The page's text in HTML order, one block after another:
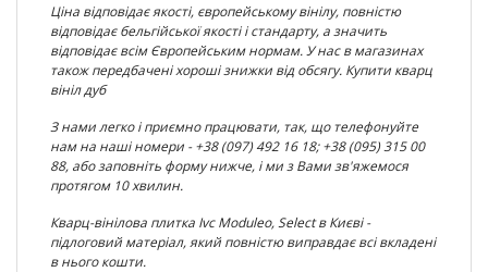
Ціна відповідає якості, європейському вінілу, повністю
відповідаєбельгійської якостіі стандарту, а значить
відповідає всім Європейським нормам. У нас в магазинах
також передбачені хороші знижки від обсягу. Купити кварц
вініл дуб
З нами легко і приємно працювати, так, що телефонуйте
нам на наші номери - +38 (097) 492 16 18; +38 (095) 315 00
88, або заповніть форму нижче, і ми з Вами зв'яжемося
протягом 10 хвилин.
Кварц-вінілова плитка Ivc Moduleo,Select в Києві -
підлоговий матеріал, який повністю виправдає всі вкладені
в нього кошти.